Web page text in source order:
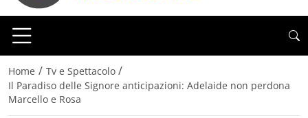
Home / Tv e Spettacolo /
Il Paradiso delle Signore anticipazioni: Adelaide non perdona
Marcello e Rosa